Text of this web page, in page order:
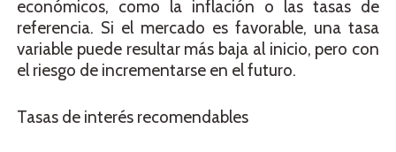
económicos, como la inflación o las tasas de
referencia. Si el mercado es favorable, una tasa
variable puede resultar más baja al inicio, pero con
el riesgo de incrementarse en el futuro.
Tasas de interés recomendables